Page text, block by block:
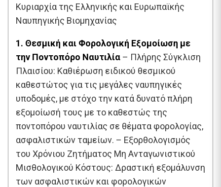
Κυριαρχία της Ελληνικής και Ευρωπαϊκής
Ναυπηγικής Βιομηχανίας
1. Θεσμική και Φορολογική Εξομοίωση με
την Ποντοπόρο Ναυτιλία – Πλήρης Σύγκλιση
Πλαισίου: Καθιέρωση ειδικού θεσμικού
καθεστώτος για τις μεγάλες ναυπηγικές
υποδομές, με στόχο την κατά δυνατό πλήρη
εξομοίωσή τους με το καθεστώς της
ποντοπόρου ναυτιλίας σε θέματα φορολογίας,
ασφαλιστικών ταμείων. – Εξορθολογισμός
του Χρόνιου Ζητήματος Μη Ανταγωνιστικού
Μισθολογικού Κόστους: Δραστική εξομάλυνση
των ασφαλιστικών και φορολογικών